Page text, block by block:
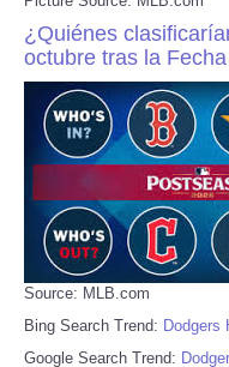
¿Quiénes
octubre tras la
Source: MLB.com
Bing Search Trend: Dodgers
Google Search Trend: